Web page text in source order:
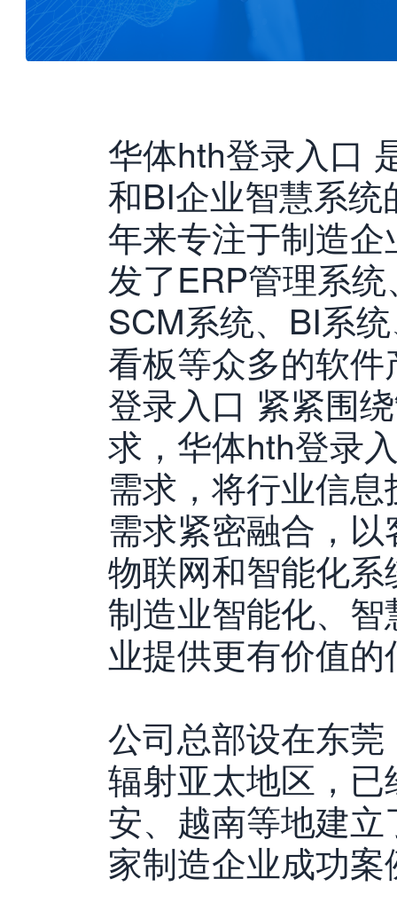
华体hth登录入口
和BI企业智慧系
年来专注于制造
发了ERP管理系
SCM系统、BI系
看板等众多的软
登录入口 紧紧围
求，华体hth登录
需求，将行业信
需求紧密融合，
物联网和智能化
制造业智能化、
业提供更有价值
公司总部设在东
辐射亚太地区，
安、越南等地建
家制造企业成功案